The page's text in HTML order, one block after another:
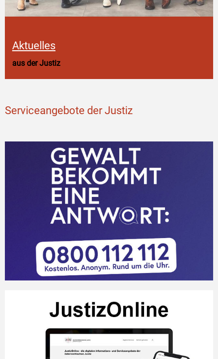
Aktuelles
aus der Justiz
Serviceangebote der Justiz